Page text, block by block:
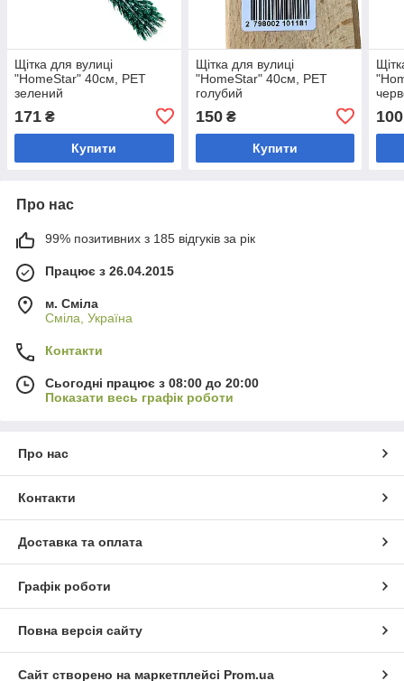
Щітка для вулиці
"HomeStar" 40см, PET
зелений
171 ₴
Купити
Щітка для вулиці
"HomeStar" 40см, PET
голубий
150₴
Купити
100
Про нас
99% позитивних з 185 відгуків за рік
Працює з 26.04.2015
м. Сміла
Сміла, Україна
Контакти
Сьогодні працює з 08:00 до 20:00
Показати весь графік роботи
Про нас
Контакти
Доставка та оплата
Графік роботи
Повна версія сайту
Сайт створено на маркетплейсі Prom.ua